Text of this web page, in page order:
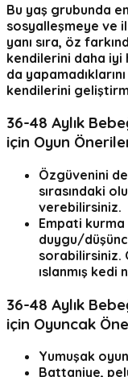
Bu yaş grubunda
sosyalleşmeye ve
yanı sıra, öz
kendilerini daha iyi
da
kendilerini
36-48 Aylık
için Oyun
Özgüvenini
sırasındaki
verebilirsiniz.
Empati
duygu/
sorabilirsiniz.
ıslanmış kedi
36-48 Aylık
için Oyuncak
Yumuşak
Battaniye,